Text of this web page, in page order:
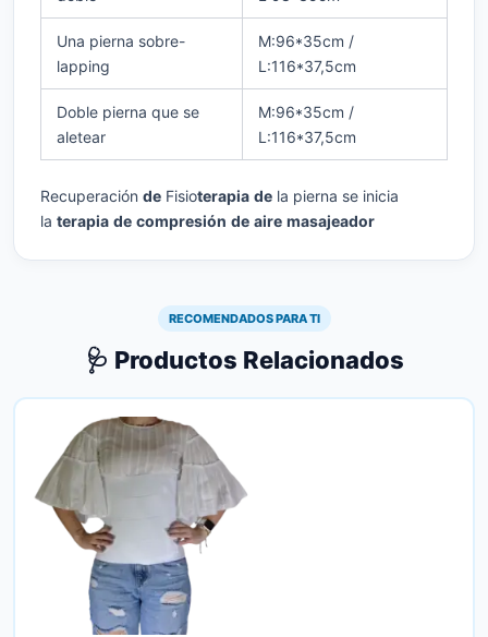
Una pierna sobre-
lapping
M:96*35cm /
L:116*37,5cm
Doble pierna que se
aletear
M:96*35cm /
L:116*37,5cm
Recuperación de Fisioterapia de la pierna se inicia
la terapia de compresión de aire masajeador
RECOMENDADOS PARA TI
🩺 Productos Relacionados